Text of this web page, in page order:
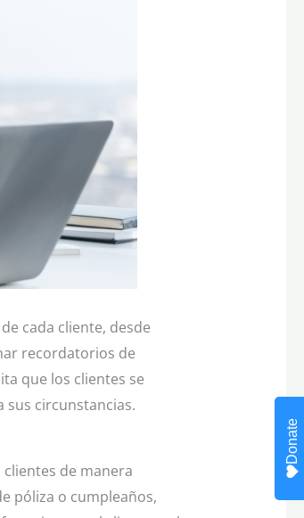
cada cliente, desde
recordatorios de
que los clientes se
sus circunstancias.
de manera
póliza o cumpleaños,
Donate